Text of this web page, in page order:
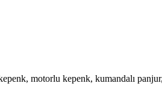
motorlu kepenk, kumandalı